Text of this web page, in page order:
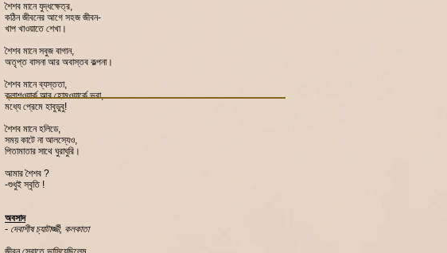
শৈশব মানে যুদ্ধক্ষেত্র,
কঠিন জীবনের আগে সহজ জীবন-
খাপ খাওয়াতে শেখা।
শৈশব মানে সবুজ বাগান,
অতৃপ্ত বাসনা আর অবাস্তব কল্পনা।
শৈশব মানে ব্যস্ততা,
ক্লাশওয়ার্ক আর হোমওয়ার্কে ভরা,
মধ্যে প্রেমে হাবুডুবু!
শৈশব মানে হলিডে,
সময় কাটে না আলস্যেও,
পিতামাতার সাথে ঘুরাঘুরি।
আমার শৈশব ?
-শুধুই স্বৃতি !
অবসাদ
- দেবাশীষ চ্যাটার্জ্জী, কলকাতা